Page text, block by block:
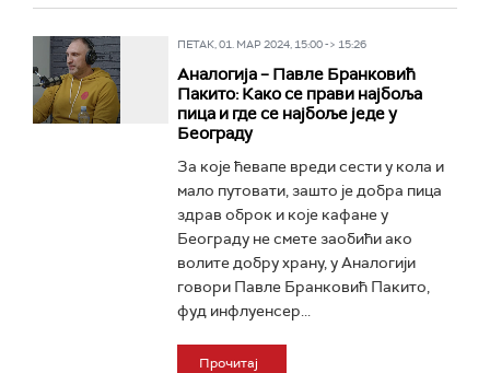
ПЕТАК, 01. МАР 2024, 15:00 -> 15:26
Аналогија – Павле Бранковић
Пакито: Како се прави најбоља
пица и где се најбоље једе у
Београду
За које ћевапе вреди сести у кола и
мало путовати, зашто је добра пица
здрав оброк и које кафане у
Београду не смете заобићи ако
волите добру храну, у Аналогији
говори Павле Бранковић Пакито,
фуд инфлуенсер...
Прочитај